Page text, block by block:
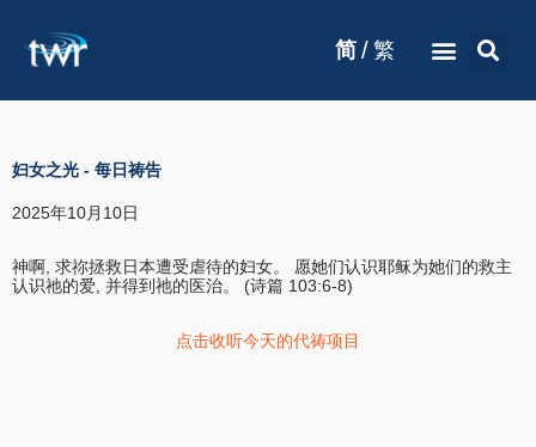
简 / 繁
妇女之光 - 每日祷告
2025年10月10日
神啊, 求祢拯救日本遭受虐待的妇女。 愿她们认识耶稣为她们的救主
认识祂的爱, 并得到祂的医治。 (诗篇 103:6-8)
点击收听今天的代祷项目